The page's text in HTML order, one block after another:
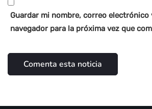
Guardar mi nombre, correo
navegador para la próxima vez que